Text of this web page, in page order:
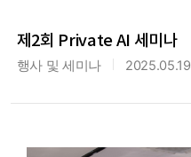
제2회 Private AI 세미나
행사 및 세미나 2025.05.19